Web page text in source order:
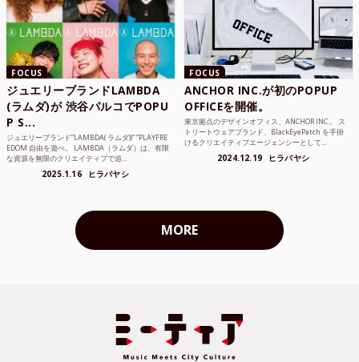
FOCUS
ジュエリーブランドLAMBDA
(ラムダ)が 渋谷パルコでPOPU
P S...
ジュエリーブランド“LAMBDA( ラムダ))” “PLAYFRE
EDOM 自由を遊べ。 LAMBDA（ラムダ）は、有限
な資源を無限のクリエイティブで追...
2025.1.16 ヒラバヤシ
FOCUS
ANCHOR INC.が初のPOPUP
OFFICEを開催。
東京拠点のデザインオフィス、ANCHOR INC.。 ス
トリートウェアブランド、BlackEyePatch を手掛
けるクリエイティブエージェンシーとして...
2024.12.19 ヒラバヤシ
MORE